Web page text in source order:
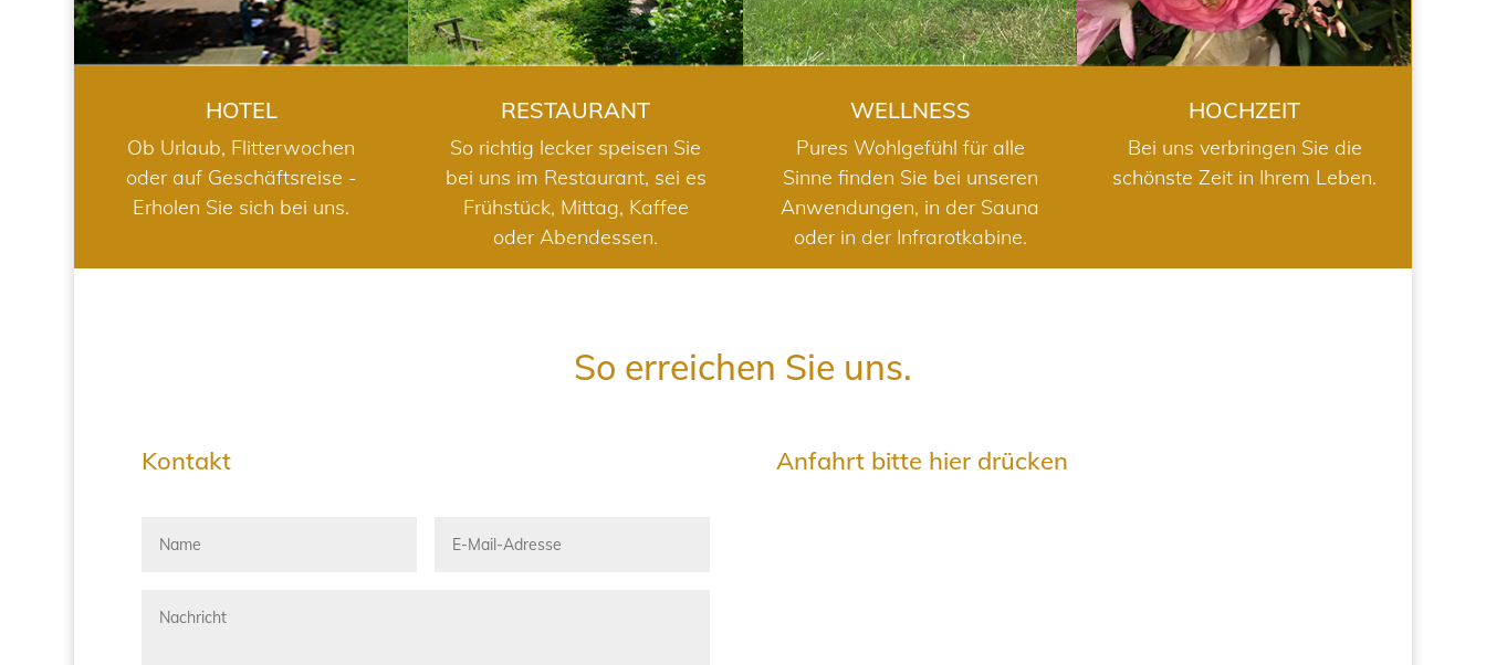
HOTEL
Ob Urlaub, Flitterwochen
oder auf Geschäftsreise -
Erholen Sie sich bei uns.
RESTAURANT
So richtig lecker speisen Sie
bei uns im Restaurant, sei es
Frühstück, Mittag, Kaffee
oder Abendessen.
WELLNESS
Pures Wohlgefühl für alle
Sinne finden Sie bei unseren
Anwendungen, in der Sauna
oder in der Infrarotkabine.
HOCHZEIT
Bei uns verbringen Sie die
schönste Zeit in Ihrem Leben.
So erreichen Sie uns.
Kontakt Anfahrt bitte hier drücken